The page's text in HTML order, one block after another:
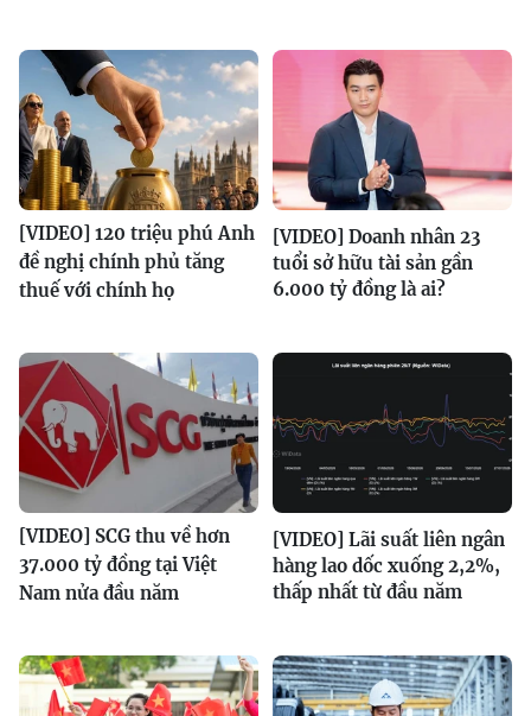
[VIDEO] 120 triệu phú Anh
đề nghị chính phủ tăng
thuế với chính họ
[VIDEO] Doanh nhân 23
tuổi sở hữu tài sản gần
6.000 tỷ đồng là ai?
[VIDEO] SCG thu về hơn
37.000 tỷ đồng tại Việt
Nam nửa đầu năm
[VIDEO] Lãi suất liên ngân
hàng lao dốc xuống 2,2%,
thấp nhất từ đầu năm